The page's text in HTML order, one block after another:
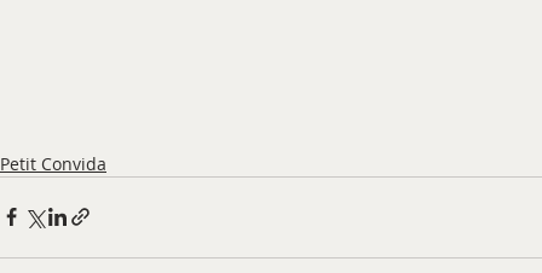
Petit Convida